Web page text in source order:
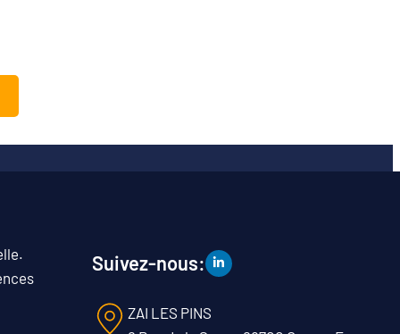
Suivez-nous:
ZAI LES PINS